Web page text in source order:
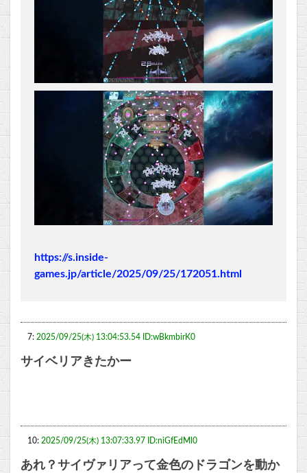
https://s.inside-
games.jp/article/2025/09/25/172051.html
7: 2025/09/25(木) 13:04:53.54 ID:wBkmbirK0
サイベリアきたかー
10: 2025/09/25(木) 13:07:33.97 ID:niGfEdMl0
あれ？サイヴァリアって金色のドラゴンを動か